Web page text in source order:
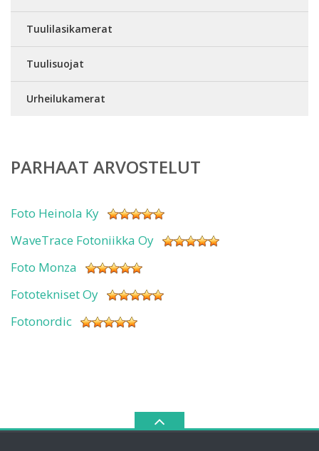
Tuulilasikamerat
Tuulisuojat
Urheilukamerat
PARHAAT ARVOSTELUT
Foto Heinola Ky
WaveTrace Fotoniikka Oy
Foto Monza
Fototekniset Oy
Fotonordic